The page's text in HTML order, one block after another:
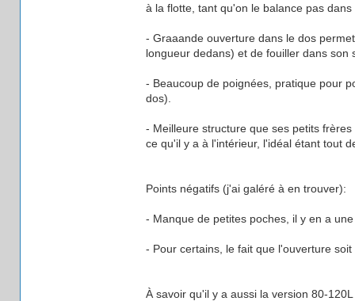
à la flotte, tant qu'on le balance pas dans
- Graaande ouverture dans le dos
longueur dedans) et de fouiller dans
- Beaucoup de poignées, pratique pour
dos).
- Meilleure structure que ses petits
ce qu'il y a à l'intérieur, l'idéal étant tout
Points négatifs (j'ai galéré à en trouver):
- Manque de petites poches, il y en a
- Pour certains, le fait que l'ouverture
À savoir qu'il y a aussi la version 80-